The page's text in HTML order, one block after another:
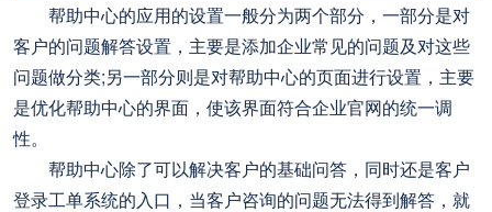
帮助中心的应用的设置一般分为两个部分，一部分是对
客户的问题解答设置，主要是添加企业常见的问题及对这些
问题做分类;另一部分则是对帮助中心的页面进行设置，主要
是优化帮助中心的界面，使该界面符合企业官网的统一调
性。
帮助中心除了可以解决客户的基础问答，同时还是客户
登录工单系统的入口，当客户咨询的问题无法得到解答，就